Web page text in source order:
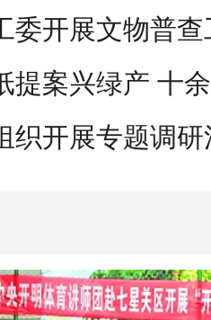
委开展文物普
提案兴绿产 十
织开展专题调研